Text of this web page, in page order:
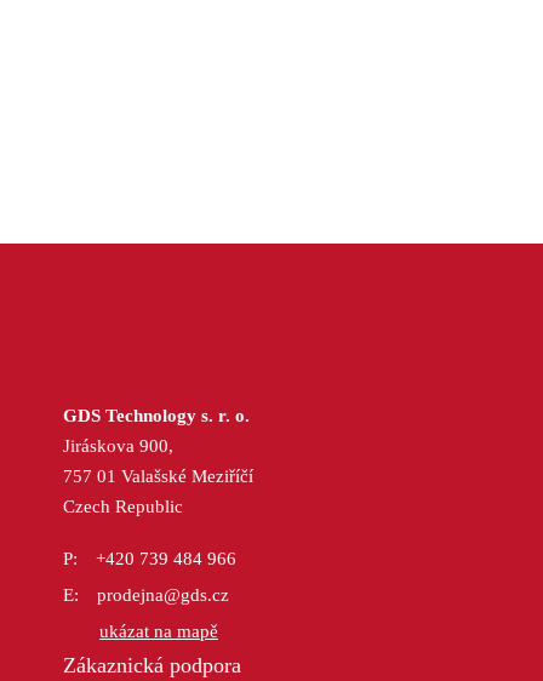
GDS Technology s. r. o.
Jiráskova 900,
757 01 Valašské Meziříčí
Czech Republic
+420 739 484 966
prodejna@gds.cz
ukázat na mapě
Zákaznická podpora